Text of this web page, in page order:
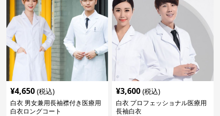
¥4,650 (税込)
白衣 男女兼用長袖襟付き医療用
白衣ロングコート
¥3,600 (税込)
白衣 プロフェッショナル医療用
長袖白衣